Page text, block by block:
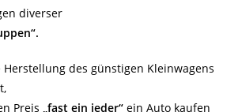
diverser
des günstigen Kleinwagens
Preis „fast ein jeder“ ein Auto kaufen